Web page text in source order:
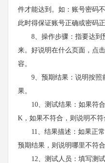
件才能达到。如：账号密码
此时得保证账号正确或密码
8、操作步骤：指要达到
来。好说明在什么页面，点
容。
9、预期结果：说明按照
果。
10、测试结果：如果符合
K，如果不符合，则说明不符
11、结果描述：如果正常
预期结果，则说明哪里不符合
12、测试人员：填写测试